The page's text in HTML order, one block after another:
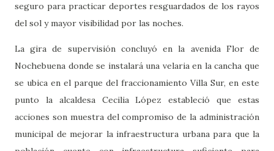
seguro para practicar deportes resguardados de los rayos
del sol y mayor visibilidad por las noches.
La gira de supervisión concluyó en la avenida Flor de
Nochebuena donde se instalará una velaria en la cancha que
se ubica en el parque del fraccionamiento Villa Sur, en este
punto la alcaldesa Cecilia López estableció que estas
acciones son muestra del compromiso de la administración
municipal de mejorar la infraestructura urbana para que la